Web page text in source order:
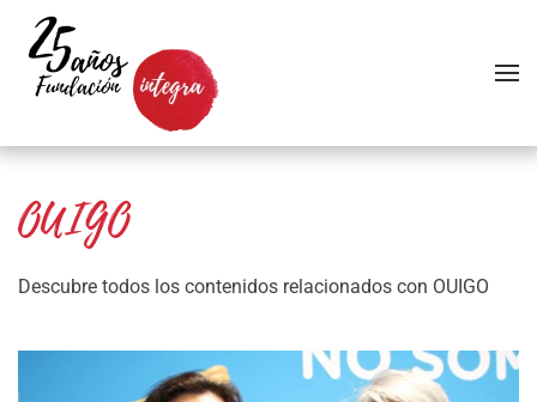
Skip to main content
OUIGO
Descubre todos los contenidos relacionados con OUIGO